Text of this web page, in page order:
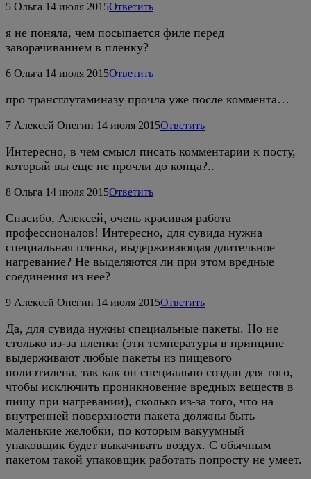
5 Ольга 14 июля 2015Ответить
я не поняла, чем посыпается филе перед
заворачиванием в пленку?
6 Ольга 14 июля 2015Ответить
про трансглутаминазу прочла уже после коммента…
7 Алексей Онегин 14 июля 2015Ответить
Интересно, в чем смысл писать комментарии к посту,
который вы еще не прочли до конца?..
8 Ольга 14 июля 2015Ответить
Спасибо, Алексей, очень красивая работа
профессионалов! Интересно, для сувида нужна
специальная пленка, выдерживающая длительное
нагревание? Не выделяются ли при этом вредные
соединения из нее?
9 Алексей Онегин 14 июля 2015Ответить
Да, для сувида нужны специальные пакеты. Но не
столько из-за пленки (эти температуры в принципе
выдерживают любые пакеты из пищевого
полиэтилена, так как он специально создан для того,
чтобы исключить проникновение вредных веществ в
пищу при нагревании), сколько из-за того, что на
внутренней поверхности пакета должны быть
маленькие желобки, по которым вакуумный
упаковщик будет выкачивать воздух. С обычным
пакетом такой упаковщик работать попросту не умеет.